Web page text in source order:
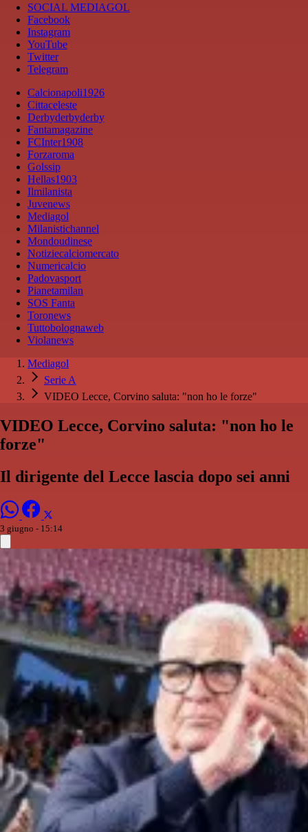
SOCIAL MEDIAGOL
Facebook
Instagram
YouTube
Twitter
Telegram
Calcionapoli1926
Cittaceleste
Derbyderbyderby
Fantamagazine
FCInter1908
Forzaroma
Golssip
Hellas1903
Ilmilanista
Juvenews
Mediagol
Milanistichannel
Mondoudinese
Notiziecalciomercato
Numericalcio
Padovasport
Pianetamilan
SOS Fanta
Toronews
Tuttobolognaweb
Violanews
Mediagol
Serie A
VIDEO Lecce, Corvino saluta: "non ho le forze"
VIDEO Lecce, Corvino saluta: "non ho le
forze"
Il dirigente del Lecce lascia dopo sei anni
3 giugno - 15:14